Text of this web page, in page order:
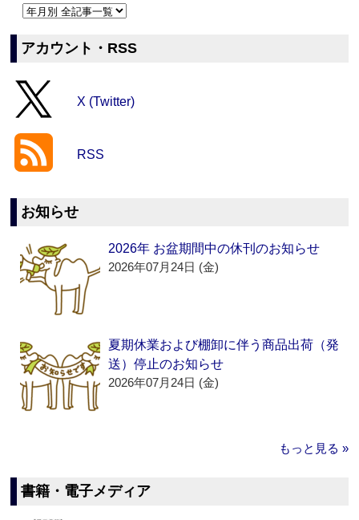
アカウント・RSS
X (Twitter)
RSS
お知らせ
2026年 お盆期間中の休刊のお知らせ
2026年07月24日 (金)
夏期休業および棚卸に伴う商品出荷（発
送）停止のお知らせ
2026年07月24日 (金)
もっと見る »
書籍・電子メディア